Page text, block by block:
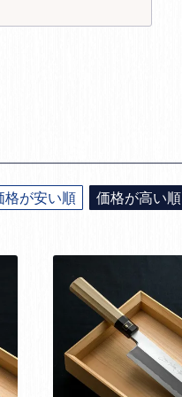
格が安い順 価格が高い順